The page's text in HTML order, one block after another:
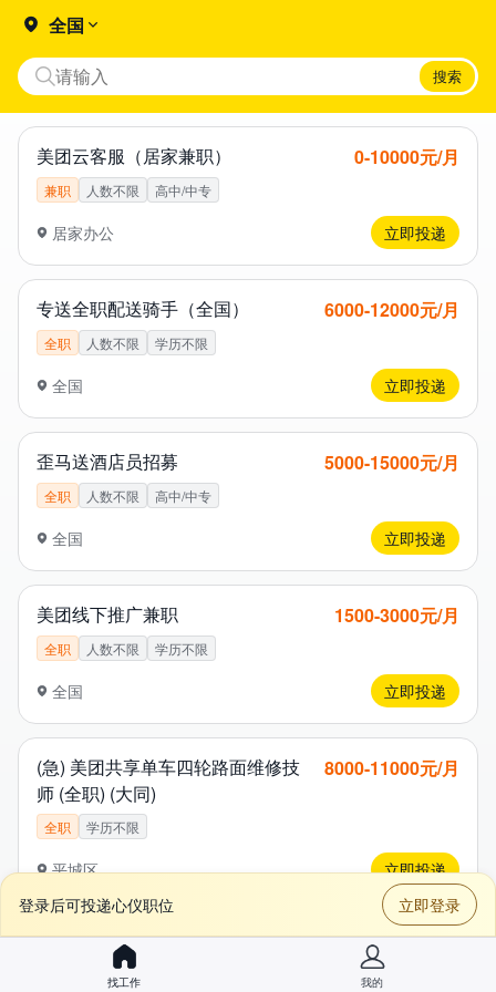
全国
搜索
美团云客服（居家兼职） 0​-1​0​0​0​0​元/月
兼职 人数不限 高中/中专
居家办公 立即投递
专送全职配送骑手（全国） 6​0​0​0​-1​2​0​0​0​元/月
全职 人数不限 学历不限
全国 立即投递
歪马送酒店员招募 5​0​0​0​-1​5​0​0​0​元/月
全职 人数不限 高中/中专
全国 立即投递
美团线下推广兼职 1​5​0​0​-3​0​0​0​元/月
全职 人数不限 学历不限
全国 立即投递
(急) 美团共享单车四轮路面维修技
师 (全职) (大同)
8​0​0​0​-1​1​0​0​0​元/月
全职 学历不限
平城区 立即投递
(急) 美团共享单车两轮路面维修技师
(全职) (大同)
5​5​0​0​-7​5​0​0​元/月
登录后可投递心仪职位 立即登录
找工作 我的